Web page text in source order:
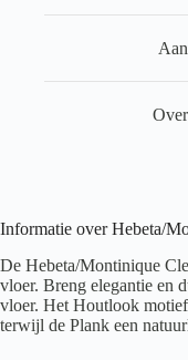
Informatie over Hebeta/
De Hebeta/Montinique
vloer. Breng elegantie en
vloer. Het Houtlook
terwijl de Plank een